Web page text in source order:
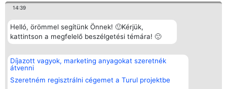
14:39
Helló, örömmel segítünk Önnek! 🙂Kérjük,
kattintson a megfelelő beszélgetési témára! 🙂
Díjazott vagyok, marketing anyagokat szeretnék
átvenni
Szeretném regisztrálni cégemet a Turul projektbe
Rangsorszervező
SC Beautiful Company S.R.L.
Bulevardul Aleea Timișul De
Sus Nr. 2, Bl. A30, Sc. A, Et.
4, Ap. 13
Népszavazás
Nyertesek
listája
Elérhetőség
Elérhetőség